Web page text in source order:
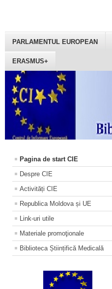
PARLAMENTUL EUROPEAN
ERASMUS+
Pagina de start CIE
Despre CIE
Activități CIE
Republica Moldova și UE
Link-uri utile
Materiale promoţionale
Biblioteca Științifică Medicală